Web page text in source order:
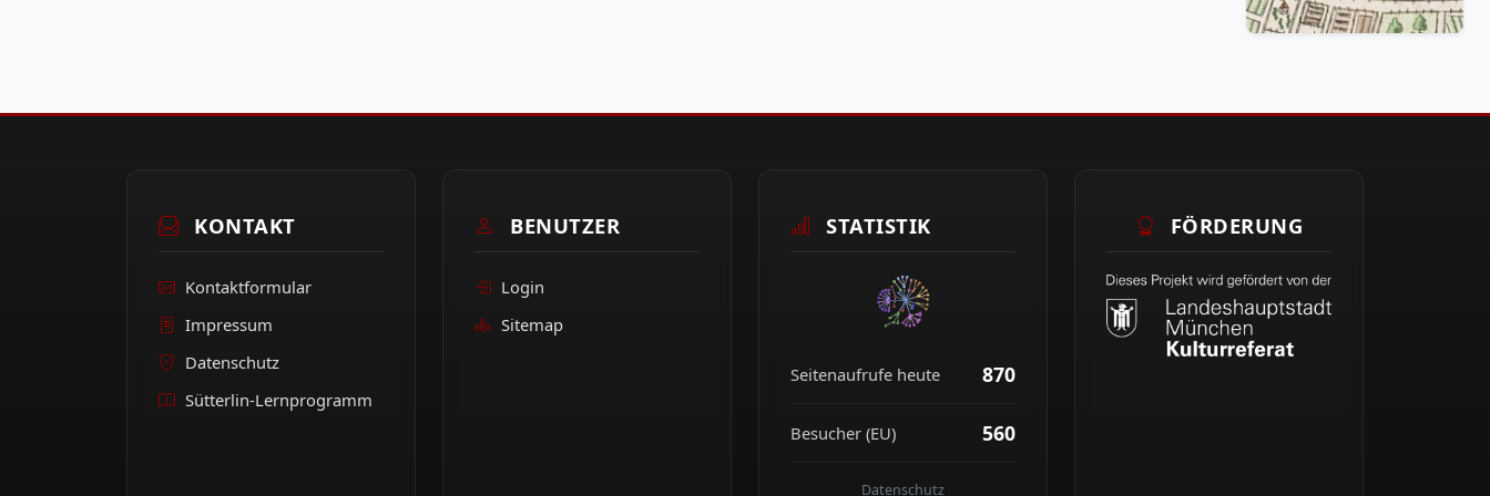
KONTAKT
Kontaktformular
Impressum
Datenschutz
Sütterlin-Lernprogramm
BENUTZER
Login
Sitemap
STATISTIK
Seitenaufrufe heute 870
Besucher (EU) 560
Datenschutz
FÖRDERUNG